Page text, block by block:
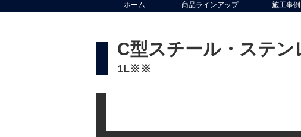
ホーム 商品ラインアップ 施工事例
C型スチール・ステン
1L※※